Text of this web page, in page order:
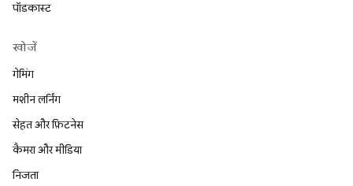
पॉडकास्ट
खोजें
गेमिंग
मशीन लर्निंग
सेहत और फ़िटनेस
कैमरा और मीडिया
निजता